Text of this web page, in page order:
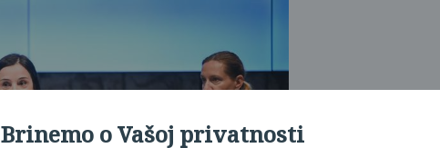
Brinemo o Vašoj privatnosti